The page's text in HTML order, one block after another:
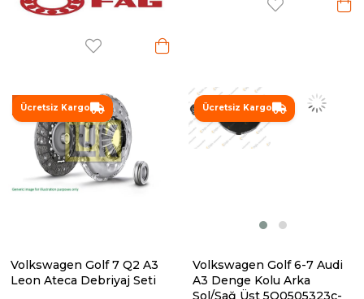
Ücretsiz Kargo
Volkswagen Golf 7 Q2 A3
Leon Ateca Debriyaj Seti
%23 Ücretsiz Kargo
Volkswagen Golf 6-7 Audi
A3 Denge Kolu Arka
Sol/Sağ Üst 5Q0505323c-